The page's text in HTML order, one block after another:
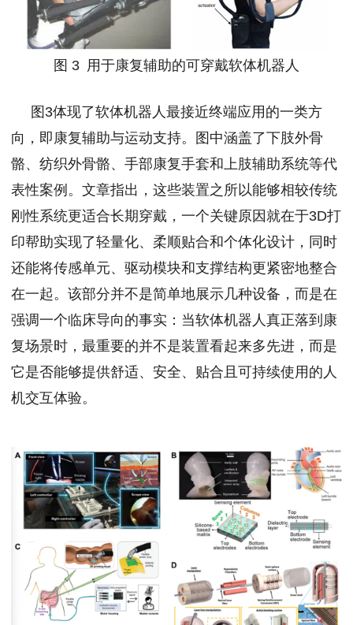
图 3 用于康复辅助的可穿戴软体机器人
图3体现了软体机器人最接近终端应用的一类方
向，即康复辅助与运动支持。图中涵盖了下肢外骨
骼、纺织外骨骼、手部康复手套和上肢辅助系统等代
表性案例。文章指出，这些装置之所以能够相较传统
刚性系统更适合长期穿戴，一个关键原因就在于3D打
印帮助实现了轻量化、柔顺贴合和个体化设计，同时
还能将传感单元、驱动模块和支撑结构更紧密地整合
在一起。该部分并不是简单地展示几种设备，而是在
强调一个临床导向的事实：当软体机器人真正落到康
复场景时，最重要的并不是装置看起来多先进，而是
它是否能够提供舒适、安全、贴合且可持续使用的人
机交互体验。